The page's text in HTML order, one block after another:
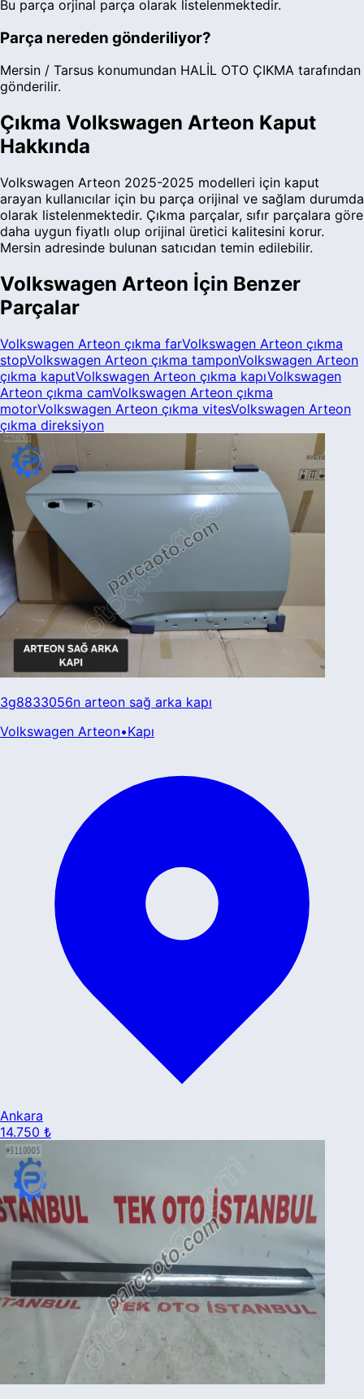
Bu parça orjinal parça olarak listelenmektedir.
Parça nereden gönderiliyor?
Mersin / Tarsus konumundan HALİL OTO ÇIKMA tarafından
gönderilir.
Çıkma Volkswagen Arteon Kaput
Hakkında
Volkswagen Arteon 2025-2025 modelleri için kaput
arayan kullanıcılar için bu parça orijinal ve sağlam durumda
olarak listelenmektedir. Çıkma parçalar, sıfır parçalara göre
daha uygun fiyatlı olup orijinal üretici kalitesini korur.
Mersin adresinde bulunan satıcıdan temin edilebilir.
Volkswagen Arteon İçin Benzer
Parçalar
Volkswagen Arteon çıkma farVolkswagen Arteon çıkma
stopVolkswagen Arteon çıkma tamponVolkswagen Arteon
çıkma kaputVolkswagen Arteon çıkma kapıVolkswagen
Arteon çıkma camVolkswagen Arteon çıkma
motorVolkswagen Arteon çıkma vitesVolkswagen Arteon
çıkma direksiyon
3g8833056n arteon sağ arka kapı
Volkswagen Arteon•Kapı
Ankara
14.750 ₺